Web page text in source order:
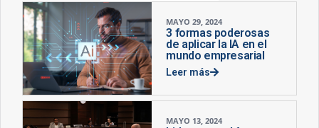
MAYO 29, 2024
3 formas poderosas
de aplicar la IA en el
mundo empresarial
Leer más
MAYO 13, 2024